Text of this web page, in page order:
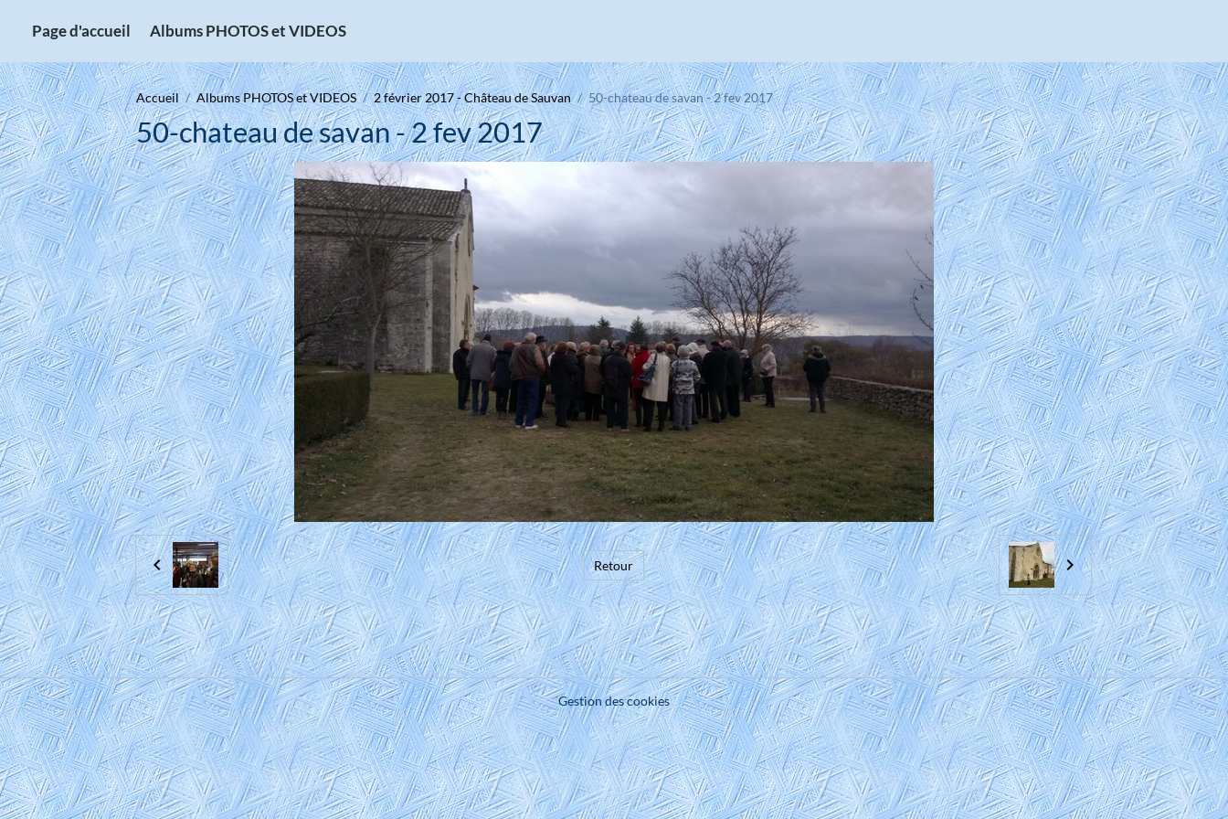
Page d'accueil Albums PHOTOS et VIDEOS
Accueil Albums PHOTOS et VIDEOS 2 février 2017 - Château de Sauvan 50-chateau de savan - 2 fev 2017
50-chateau de savan - 2 fev 2017
Retour
Gestion des cookies